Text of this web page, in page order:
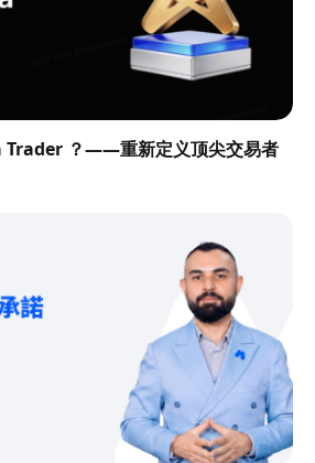
Trader ？——重新定义顶尖交易者